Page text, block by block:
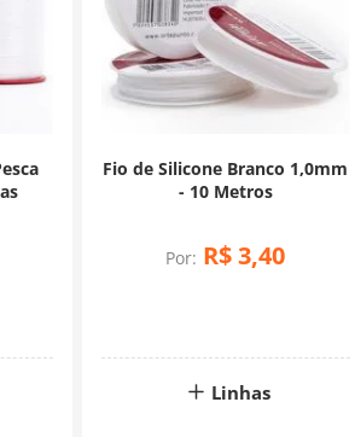
Fio de Silicone Branco 1,0mm
- 10 Metros
Por: R$ 3,40
Linhas